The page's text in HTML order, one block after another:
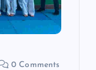
0 Comments